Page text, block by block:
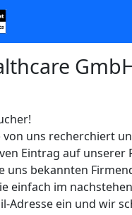
von uns recherchiert
Eintrag auf unserer
uns bekannten
einfach im
Adresse ein und wir